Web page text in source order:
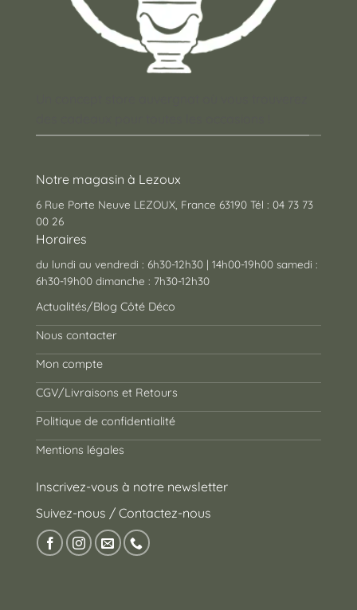
Notre magasin à Lezoux
6 Rue Porte Neuve LEZOUX, France 63190 Tél : 04 73 73
00 26
Horaires
du lundi au vendredi : 6h30-12h30 | 14h00-19h00 samedi :
6h30-19h00 dimanche : 7h30-12h30
Actualités/Blog Côté Déco
Nous contacter
Mon compte
CGV/Livraisons et Retours
Politique de confidentialité
Mentions légales
Inscrivez-vous à notre newsletter
Suivez-nous / Contactez-nous